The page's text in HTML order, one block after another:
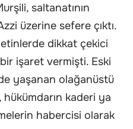
saltanatının
üzerine sefere çıktı.
dikkat çekici
işaret vermişti. Eski
yaşanan olağanüstü
hükümdarın kaderi ya
habercisi olarak